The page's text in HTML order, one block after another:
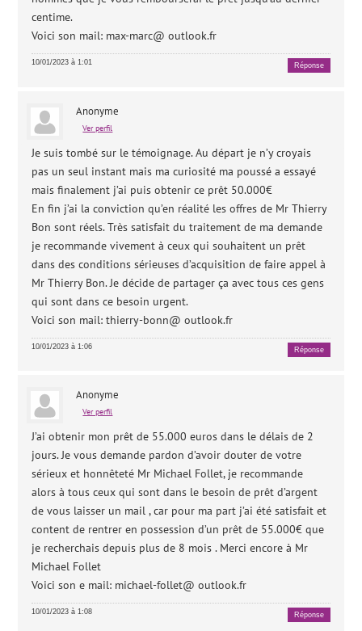
centime.
Voici son mail: max-marc@ outlook.fr
10/01/2023 à 1:01 Réponse
Anonyme
Ver perfil
Je suis tombé sur le témoignage. Au départ je n’y croyais
pas un seul instant mais ma curiosité ma poussé a essayé
mais finalement j’ai puis obtenir ce prêt 50.000€
En fin j’ai la conviction qu’en réalité les offres de Mr Thierry
Bon sont réels. Très satisfait du traitement de ma demande
je recommande vivement à ceux qui souhaitent un prêt
dans des conditions sérieuses d’acquisition de faire appel à
Mr Thierry Bon. Je décide de partager ça avec tous ces gens
qui sont dans ce besoin urgent.
Voici son mail: thierry-bonn@ outlook.fr
10/01/2023 à 1:06 Réponse
Anonyme
Ver perfil
J’ai obtenir mon prêt de 55.000 euros dans le délais de 2
jours. Je vous demande pardon d’avoir douter de votre
sérieux et honnêteté Mr Michael Follet, je recommande
alors à tous ceux qui sont dans le besoin de prêt d’argent
de vous laisser un mail , car pour ma part j’ai été satisfait et
content de rentrer en possession d’un prêt de 55.000€ que
je recherchais depuis plus de 8 mois . Merci encore à Mr
Michael Follet
Voici son e mail: michael-follet@ outlook.fr
10/01/2023 à 1:08 Réponse